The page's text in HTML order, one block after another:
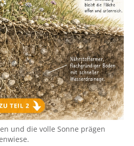
und die volle Sonne prägen